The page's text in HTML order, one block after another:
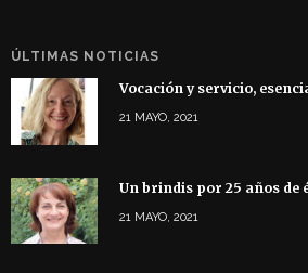
ÚLTIMAS NOTICIAS
Vocación y servicio,
21 MAYO, 2021
Un brindis por 25 años de
21 MAYO, 2021